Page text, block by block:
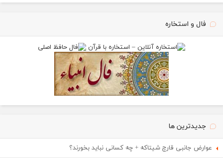
فال و استخاره
جدیدترین ها
عوارض جانبی قارچ شیتاکه + چه کسانی نباید بخورند؟